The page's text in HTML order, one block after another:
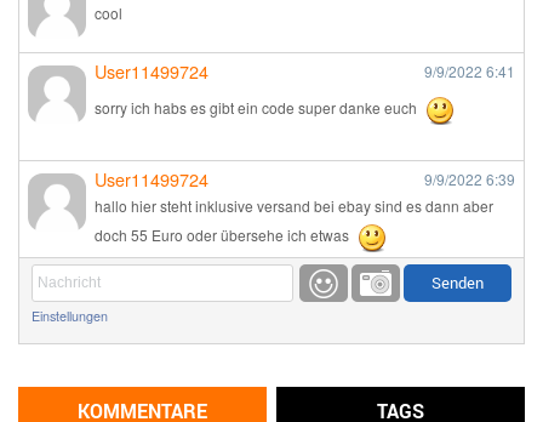
cool
User11499724 9/9/2022 6:41
sorry ich habs es gibt ein code super danke euch
User11499724 9/9/2022 6:39
hallo hier steht inklusive versand bei ebay sind es dann aber
doch 55 Euro oder übersehe ich etwas
Günni 9/1/20226:17
Günni
Einstellungen
KOMMENTARE TAGS